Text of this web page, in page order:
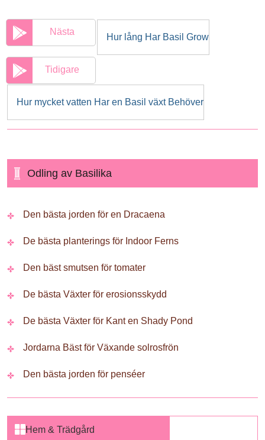
Nästa
Hur lång Har Basil Grow
Tidigare
Hur mycket vatten Har en Basil växt Behöver
Odling av Basilika
Den bästa jorden för en Dracaena
De bästa planterings för Indoor Ferns
Den bäst smutsen för tomater
De bästa Växter för erosionsskydd
De bästa Växter för Kant en Shady Pond
Jordarna Bäst för Växande solrosfrön
Den bästa jorden för penséer
Hem & Trädgård